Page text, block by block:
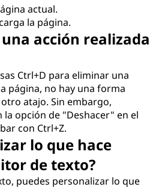
actual.
la página.
acción realizada
Ctrl+D para eliminar una
página, no hay una forma
atajo. Sin embargo,
opción de "Deshacer" en el
con Ctrl+Z.
lo que hace
de texto?
puedes personalizar lo que